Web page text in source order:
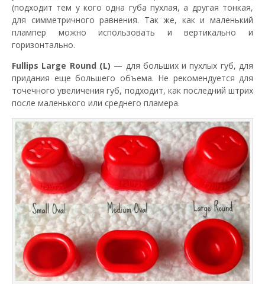
(подходит тем у кого одна губа пухлая, а другая тонкая,
для симметричного равнения. Так же, как и маленький
плампер можно использовать и вертикально и
горизонтально.
Fullips Large Round (L) — для больших и пухлых губ, для
придания еще большего объема. Не рекомендуется для
точечного увеличения губ, подходит, как последний штрих
после маленького или среднего пламера.